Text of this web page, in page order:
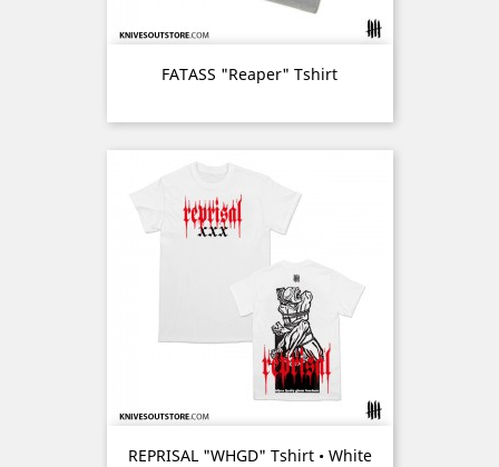
FATASS "Reaper" Tshirt
REPRISAL "WHGD" Tshirt • White